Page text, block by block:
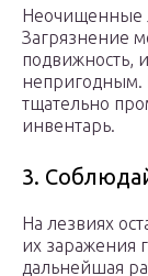
Неочищенные
Загрязнение
подвижность,
непригодным.
тщательно
инвентарь.
3.
На лезвиях
их заражения
дальнейшая